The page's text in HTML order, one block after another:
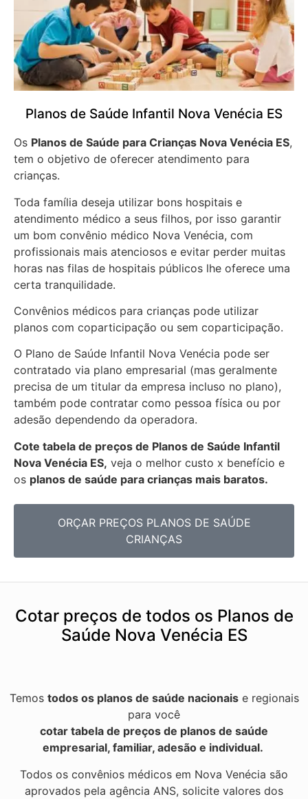
Planos de Saúde Infantil Nova Venécia ES
Os Planos de Saúde para Crianças Nova Venécia ES,
tem o objetivo de oferecer atendimento para
crianças.
Toda família deseja utilizar bons hospitais e
atendimento médico a seus filhos, por isso garantir
um bom convênio médico Nova Venécia, com
profissionais mais atenciosos e evitar perder muitas
horas nas filas de hospitais públicos lhe oferece uma
certa tranquilidade.
Convênios médicos para crianças pode utilizar
planos com coparticipação ou sem coparticipação.
O Plano de Saúde Infantil Nova Venécia pode ser
contratado via plano empresarial (mas geralmente
precisa de um titular da empresa incluso no plano),
também pode contratar como pessoa física ou por
adesão dependendo da operadora.
Cote tabela de preços de Planos de Saúde Infantil
Nova Venécia ES, veja o melhor custo x benefício e
os planos de saúde para crianças mais baratos.
ORÇAR PREÇOS PLANOS DE SAÚDE
CRIANÇAS
Cotar preços de todos os Planos de
Saúde Nova Venécia ES
Temos todos os planos de saúde nacionaise regionais
para você
cotar tabela de preços de planos de saúde
empresarial, familiar, adesão e individual.
Todos os convênios médicos em Nova Venécia são
aprovados pela agência ANS, solicite valores dos